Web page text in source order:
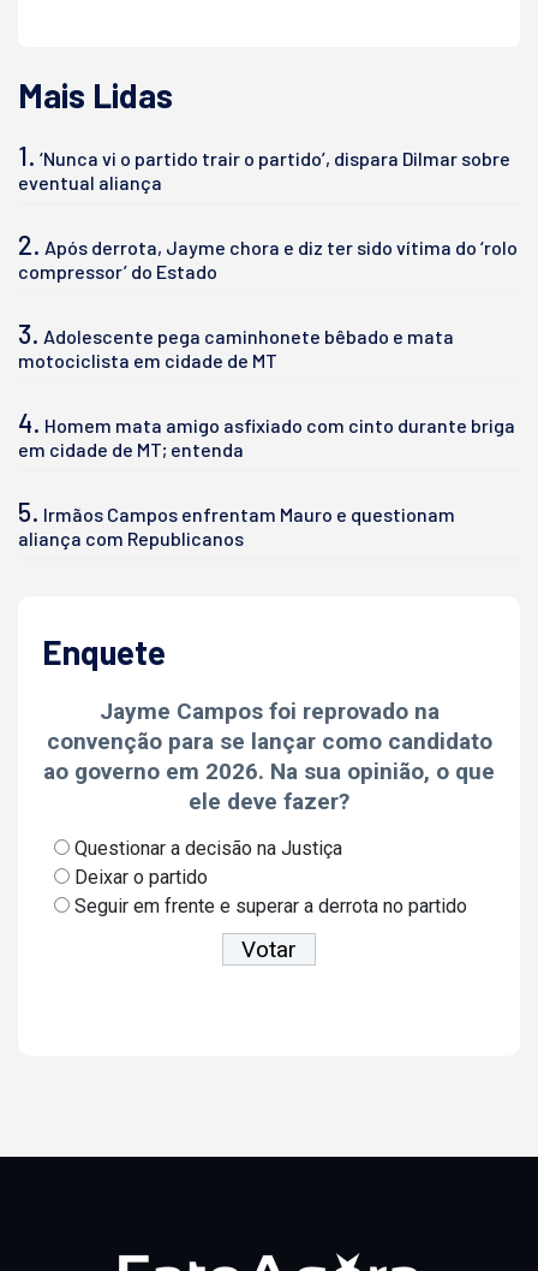
Mais Lidas
1. ‘Nunca vi o partido trair o partido’, dispara Dilmar sobre
eventual aliança
2. Após derrota, Jayme chora e diz ter sido vítima do ‘rolo
compressor’ do Estado
3. Adolescente pega caminhonete bêbado e mata
motociclista em cidade de MT
4. Homem mata amigo asfixiado com cinto durante briga
em cidade de MT; entenda
5. Irmãos Campos enfrentam Mauro e questionam
aliança com Republicanos
Enquete
Jayme Campos foi reprovado na
convenção para se lançar como candidato
ao governo em 2026. Na sua opinião, o que
ele deve fazer?
Questionar a decisão na Justiça
Deixar o partido
Seguir em frente e superar a derrota no partido